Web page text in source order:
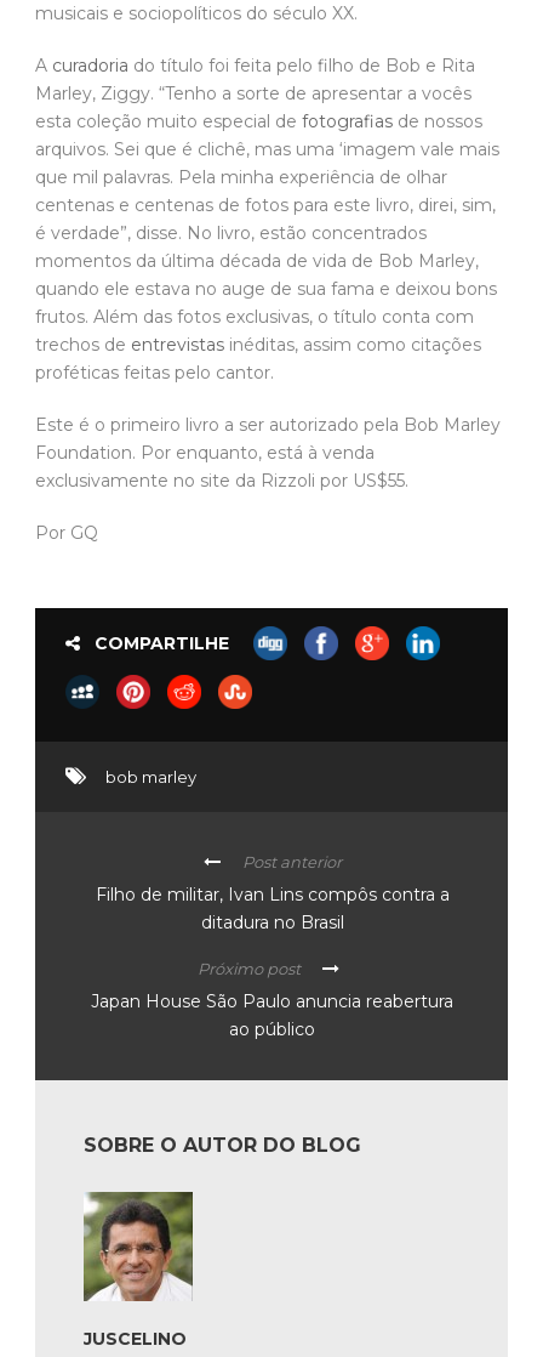
musicais e sociopolíticos do século XX.
A curadoria do título foi feita pelo filho de Bob e Rita
Marley, Ziggy. “Tenho a sorte de apresentar a vocês
esta coleção muito especial de fotografias de nossos
arquivos. Sei que é clichê, mas uma ‘imagem vale mais
que mil palavras. Pela minha experiência de olhar
centenas e centenas de fotos para este livro, direi, sim,
é verdade”, disse. No livro, estão concentrados
momentos da última década de vida de Bob Marley,
quando ele estava no auge de sua fama e deixou bons
frutos. Além das fotos exclusivas, o título conta com
trechos de entrevistas inéditas, assim como citações
proféticas feitas pelo cantor.
Este é o primeiro livro a ser autorizado pela Bob Marley
Foundation. Por enquanto, está à venda
exclusivamente no site da Rizzoli por US$55.
Por GQ
COMPARTILHE
bob marley
Post anterior
Filho de militar, Ivan Lins compôs contra a
ditadura no Brasil
Próximo post
Japan House São Paulo anuncia reabertura
ao público
SOBRE O AUTOR DO BLOG
JUSCELINO